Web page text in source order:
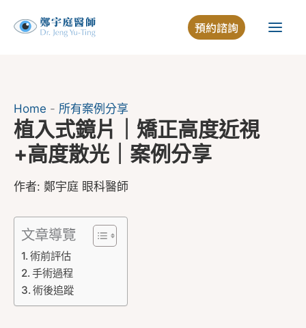
預約諮詢
Home - 所有案例分享
植入式鏡片｜矯正高度近視
+高度散光｜案例分享
作者: 鄭宇庭 眼科醫師
文章導覽
術前評估
手術過程
術後追蹤